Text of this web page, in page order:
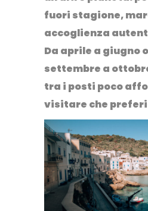
fuori stagione,
accoglienza
Da aprile a giugno
settembre a
tra i posti poco
visitare che